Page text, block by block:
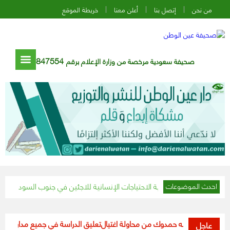
من نحن إتصل بنا أعلن معنا خريطة الموقع
صحيفة سعودية مرخصة من وزارة الإعلام برقم 847554
احدث الموضوعات الحزم والفيصلي
عاجل
عبدالله حمدوك من محاولة اغتيالتعليق الدراسة في جميع مدارس ومؤسسات